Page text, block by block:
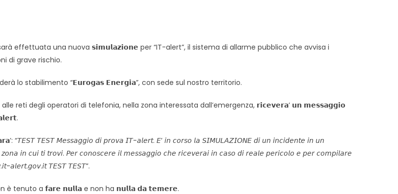
effettuata una nuova 𝘀𝗶𝗺𝘂𝗹𝗮𝘇𝗶𝗼𝗻𝗲 per “IT-alert”, il sistema di allarme pubblico che avvisa i
di grave rischio.
lo stabilimento “𝗘𝘂𝗿𝗼𝗴𝗮𝘀 𝗘𝗻𝗲𝗿𝗴𝗶𝗮”, con sede sul nostro territorio.
alle reti degli operatori di telefonia, nella zona interessata dall’emergenza, 𝗿𝗶𝗰𝗲𝘃𝗲𝗿𝗮’ 𝘂𝗻 𝗺𝗲𝘀𝘀𝗮𝗴𝗴𝗶𝗼
“𝘛𝘌𝘚𝘛 𝘛𝘌𝘚𝘛 𝘔𝘦𝘴𝘴𝘢𝘨𝘨𝘪𝘰 𝘥𝘪 𝘱𝘳𝘰𝘷𝘢 𝘐𝘛-𝘢𝘭𝘦𝘳𝘵. 𝘌’ 𝘪𝘯 𝘤𝘰𝘳𝘴𝘰 𝘭𝘢 𝘚𝘐𝘔𝘜𝘓𝘈𝘡𝘐𝘖𝘕𝘌 𝘥𝘪 𝘶𝘯 𝘪𝘯𝘤𝘪𝘥𝘦𝘯𝘵𝘦 𝘪𝘯 𝘶𝘯
𝘻𝘰𝘯𝘢 𝘪𝘯 𝘤𝘶𝘪 𝘵𝘪 𝘵𝘳𝘰𝘷𝘪. 𝘗𝘦𝘳 𝘤𝘰𝘯𝘰𝘴𝘤𝘦𝘳𝘦 𝘪𝘭 𝘮𝘦𝘴𝘴𝘢𝘨𝘨𝘪𝘰 𝘤𝘩𝘦 𝘳𝘪𝘤𝘦𝘷𝘦𝘳𝘢𝘪 𝘪𝘯 𝘤𝘢𝘴𝘰 𝘥𝘪 𝘳𝘦𝘢𝘭𝘦 𝘱𝘦𝘳𝘪𝘤𝘰𝘭𝘰 𝘦 𝘱𝘦𝘳 𝘤𝘰𝘮𝘱𝘪𝘭𝘢𝘳𝘦
𝘢𝘭𝘦𝘳𝘵.𝘨𝘰𝘷.𝘪𝘵 𝘛𝘌𝘚𝘛 𝘛𝘌𝘚𝘛”.
è tenuto a 𝗳𝗮𝗿𝗲 𝗻𝘂𝗹𝗹𝗮 e non ha 𝗻𝘂𝗹𝗹𝗮 𝗱𝗮 𝘁𝗲𝗺𝗲𝗿𝗲.